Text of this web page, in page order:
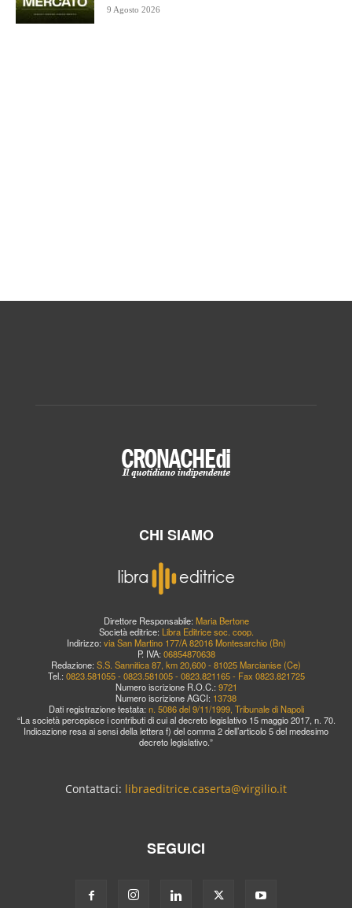
9 Agosto 2026
CHI SIAMO
Direttore Responsabile: Maria Bertone
Società editrice: Libra Editrice soc. coop.
Indirizzo: via San Martino 177/A 82016 Montesarchio (Bn)
P. IVA: 06854870638
Redazione: S.S. Sannitica 87, km 20,600 - 81025 Marcianise (Ce)
Tel.: 0823.581055 - 0823.581005 - 0823.821165 - Fax 0823.821725
Numero iscrizione R.O.C.: 9721
Numero iscrizione AGCI: 13738
Dati registrazione testata: n. 5086 del 9/11/1999, Tribunale di Napoli
“La società percepisce i contributi di cui al decreto legislativo 15 maggio 2017, n. 70.
Indicazione resa ai sensi della lettera f) del comma 2 dell’articolo 5 del medesimo
decreto legislativo.”
Contattaci: libraeditrice.caserta@virgilio.it
SEGUICI